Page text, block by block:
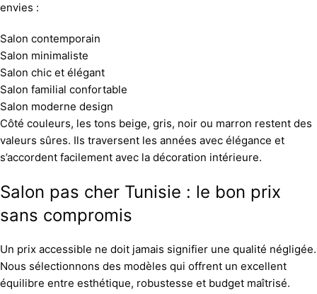
envies :
Salon contemporain
Salon minimaliste
Salon chic et élégant
Salon familial confortable
Salon moderne design
Côté couleurs, les tons beige, gris, noir ou marron restent des
valeurs sûres. Ils traversent les années avec élégance et
s’accordent facilement avec la décoration intérieure.
Salon pas cher Tunisie : le bon prix
sans compromis
Un prix accessible ne doit jamais signifier une qualité négligée.
Nous sélectionnons des modèles qui offrent un excellent
équilibre entre esthétique, robustesse et budget maîtrisé.